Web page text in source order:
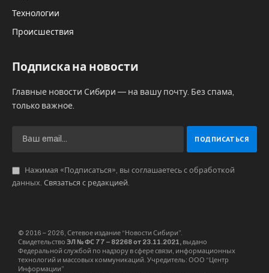
Технологии
Происшествия
Подписка на новости
Главные новости Сибири — на вашу почту. Без спама,
только важное.
Нажимая «Подписаться», вы соглашаетесь с обработкой
данных. Связаться с редакцией
© 2016 – 2026, Сетевое издание “Новости Сибири”.
Свидетельство ЭЛ № ФС 77 – 82268 от 23.11.2021, выдано
Федеральной службой по надзору в сфере связи, информационных
технологий и массовых коммуникаций. Учредитель: ООО “Центр
Информации”